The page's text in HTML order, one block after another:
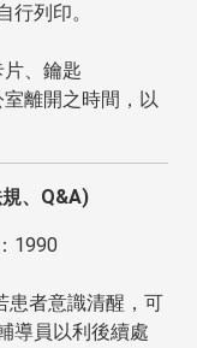
列印。
、鑰匙
離開之時間，以
、Q&A)
1990
者意識清醒，可
導員以利後續處